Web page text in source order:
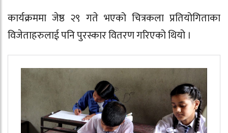
कार्यक्रममा जेष्ठ २९ गते भएको चित्रकला प्रतियोगिताका
विजेताहरुलाई पनि पुरस्कार वितरण गरिएको थियो ।